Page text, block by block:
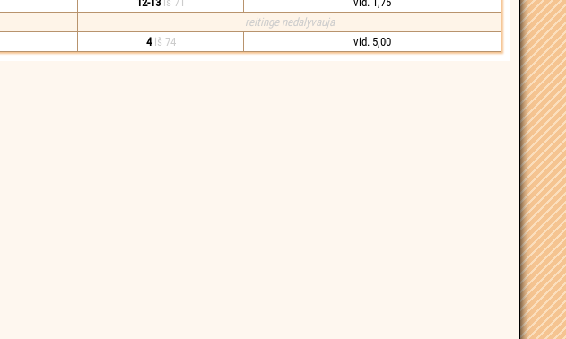
reitinge nedalyvauja
4 iš 74 vid. 5,00